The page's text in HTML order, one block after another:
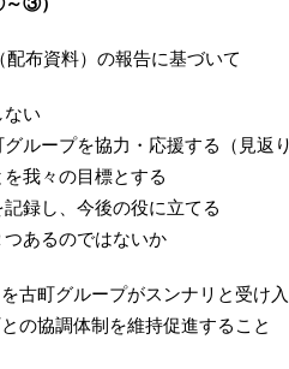
配布資料）の報告に基づいて
い
ループを協力・応援する（見返
我々の目標とする
録し、今後の役に立てる
あるのではないか
古町グループがスンナリと受け
との協調体制を維持促進するこ